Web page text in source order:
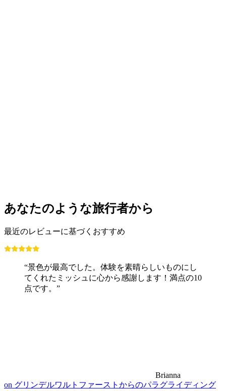
あなたのような旅行者から
最近のレビューに基づくおすすめ
“景色が最高でした。体験を素晴らしいものにし
てくれたミッシュに心から感謝します！満点の10
点です。”
Brianna
on グリンデルワルトファーストからのパラグライディング